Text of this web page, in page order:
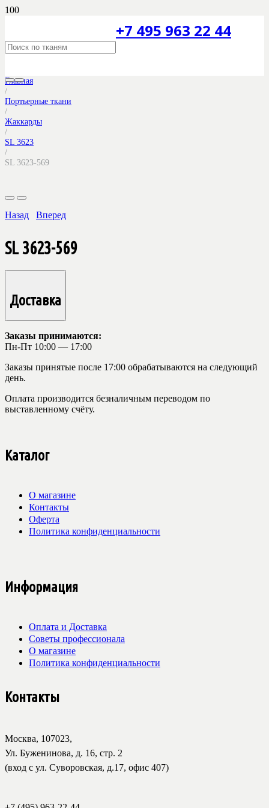
+7 495 963 22 44
Главная
/
Портьерные ткани
/
Жаккарды
/
SL 3623
/
SL 3623-569
Назад Вперед
SL 3623-569
Доставка
Заказы принимаются:
Пн-Пт 10:00 — 17:00
Заказы принятые после 17:00 обрабатываются на следующий
день.
Оплата производится безналичным переводом по
выставленному счёту.
Каталог
О магазине
Контакты
Оферта
Политика конфиденциальности
Информация
Оплата и Доставка
Советы профессионала
О магазине
Политика конфиденциальности
Контакты
Москва, 107023,
Ул. Буженинова, д. 16, стр. 2
(вход с ул. Суворовская, д.17, офис 407)